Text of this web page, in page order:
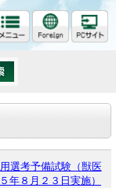
選考予備試験（獣医
年８月２３日実施）